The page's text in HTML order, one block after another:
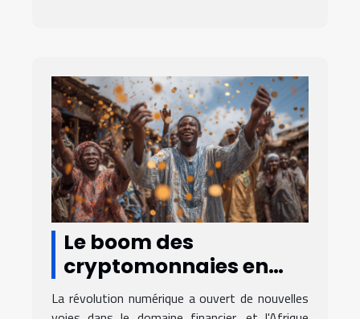
Le boom des
cryptomonnaies en
Afrique opportunités et
La révolution numérique a ouvert de nouvelles